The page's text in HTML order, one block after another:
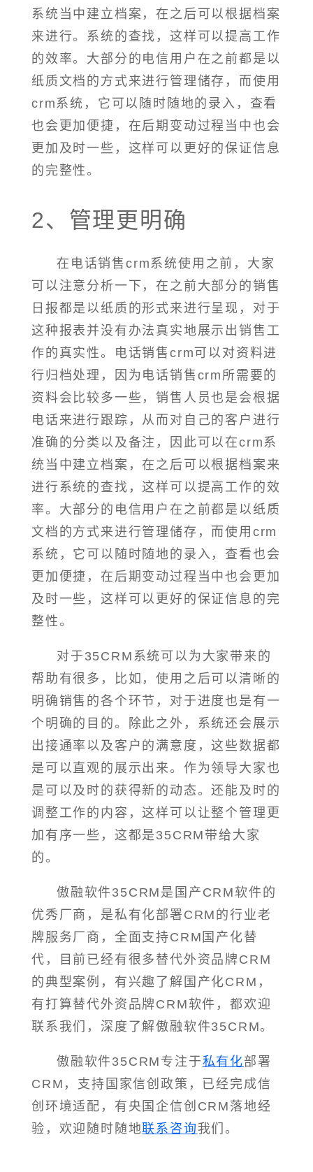
系统当中建立档案，在之后可以根据档案
来进行。系统的查找，这样可以提高工作
的效率。大部分的电信用户在之前都是以
纸质文档的方式来进行管理储存，而使用
crm系统，它可以随时随地的录入，查看
也会更加便捷，在后期变动过程当中也会
更加及时一些，这样可以更好的保证信息
的完整性。
2、管理更明确
在电话销售crm系统使用之前，大家
可以注意分析一下，在之前大部分的销售
日报都是以纸质的形式来进行呈现，对于
这种报表并没有办法真实地展示出销售工
作的真实性。电话销售crm可以对资料进
行归档处理，因为电话销售crm所需要的
资料会比较多一些，销售人员也是会根据
电话来进行跟踪，从而对自己的客户进行
准确的分类以及备注，因此可以在crm系
统当中建立档案，在之后可以根据档案来
进行系统的查找，这样可以提高工作的效
率。大部分的电信用户在之前都是以纸质
文档的方式来进行管理储存，而使用crm
系统，它可以随时随地的录入，查看也会
更加便捷，在后期变动过程当中也会更加
及时一些，这样可以更好的保证信息的完
整性。
对于35CRM系统可以为大家带来的
帮助有很多，比如，使用之后可以清晰的
明确销售的各个环节，对于进度也是有一
个明确的目的。除此之外，系统还会展示
出接通率以及客户的满意度，这些数据都
是可以直观的展示出来。作为领导大家也
是可以及时的获得新的动态。还能及时的
调整工作的内容，这样可以让整个管理更
加有序一些，这都是35CRM带给大家
的。
傲融软件35CRM是国产CRM软件的
优秀厂商，是私有化部署CRM的行业老
牌服务厂商，全面支持CRM国产化替
代，目前已经有很多替代外资品牌CRM
的典型案例，有兴趣了解国产化CRM，
有打算替代外资品牌CRM软件，都欢迎
联系我们，深度了解傲融软件35CRM。
傲融软件35CRM专注于私有化部署
CRM，支持国家信创政策，已经完成信
创环境适配，有央国企信创CRM落地经
验，欢迎随时随地联系咨询 我们。